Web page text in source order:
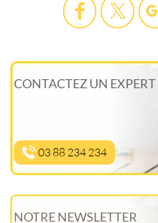
CONTACTEZ UN EXPERT
03 88 234 234
NOTRE NEWSLETTER